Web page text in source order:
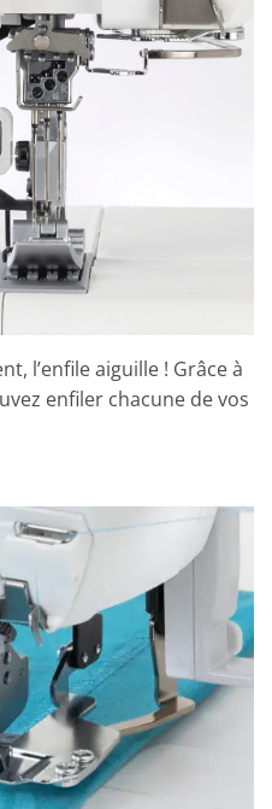
l’enfile aiguille ! Grâce à
enfiler chacune de vos